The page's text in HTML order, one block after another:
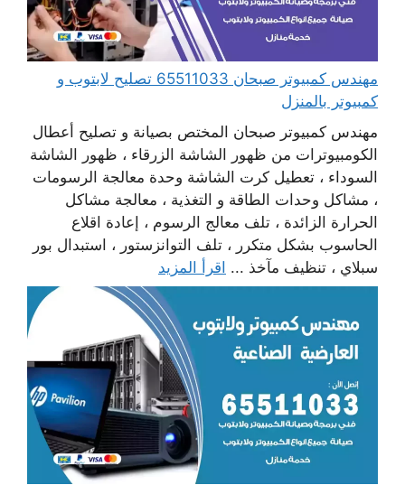
مهندس كمبيوتر صبحان 65511033 تصليح لابتوب و
كمبيوتر بالمنزل
مهندس كمبيوتر صبحان المختص بصيانة و تصليح أعطال
الكومبيوترات من ظهور الشاشة الزرقاء ، ظهور الشاشة
السوداء ، تعطيل كرت الشاشة وحدة معالجة الرسومات
، مشاكل وحدات الطاقة و التغذية ، معالجة مشاكل
الحرارة الزائدة ، تلف معالج الرسوم ، إعادة اقلاع
الحاسوب بشكل متكرر ، تلف التوانزستور ، استبدال بور
سبلاي ، تنظيف مآخذ ... اقرأ المزيد